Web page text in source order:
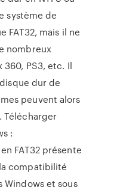
système de
FAT32, mais il ne
nombreux
PS3, etc. Il
dur de
peuvent alors
Télécharger
:
FAT32 présente
compatibilité
et sous